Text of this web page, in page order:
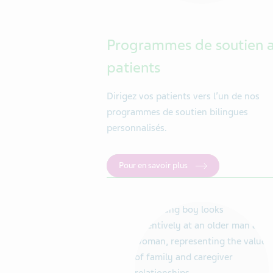
Programmes de soutien
patients
Dirigez vos patients vers l’un de nos
programmes de soutien bilingues
personnalisés.
Pour en savoir plus